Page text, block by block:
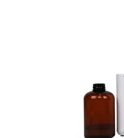
DEMANDEZ